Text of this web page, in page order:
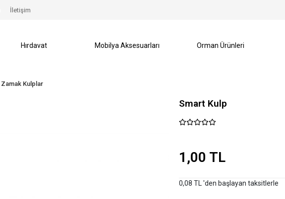
İletişim
Hırdavat Mobilya Aksesuarları Orman Ürünleri
Zamak Kulplar
Smart Kulp
1,00 TL
0,08 TL 'den başlayan taksitlerle